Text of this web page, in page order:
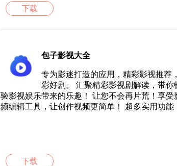
下载
包子影视大全
专为影迷打造的应用，精彩影视推荐
彩好剧。 汇聚精彩影视剧解读，带
验影视娱乐带来的乐趣！ 让您不会再片荒！享受
频编辑工具，让创作视频更简单！ 超多实用功能
下载